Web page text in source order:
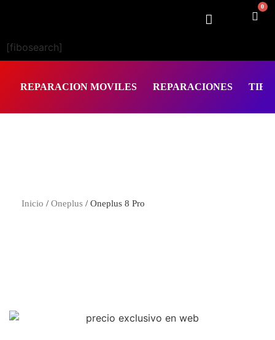
0
[fibosearch]
REPARACION MOVILES REPARACIONES
Inicio / Oneplus / Oneplus 8 Pro